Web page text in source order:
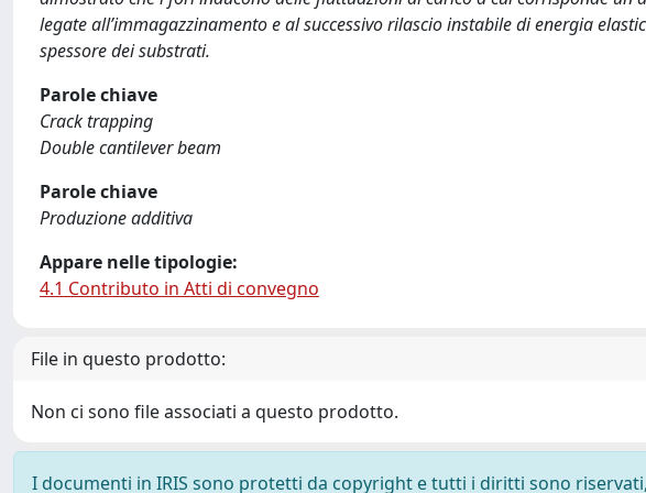
legate all’immagazzinamento e al successivo rilascio instabile di energia
spessore dei substrati.
Parole chiave
Crack trapping
Double cantilever beam
Parole chiave
Produzione additiva
Appare nelle tipologie:
4.1 Contributo in Atti di convegno
File in questo prodotto:
Non ci sono file associati a questo prodotto.
I documenti in IRIS sono protetti da copyright e tutti i diritti sono